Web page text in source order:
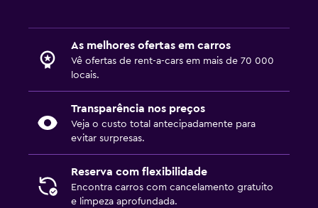
As melhores ofertas em carros
Vê ofertas de rent-a-cars em mais de 70 000
locais.
Transparência nos preços
Veja o custo total antecipadamente para
evitar surpresas.
Reserva com flexibilidade
Encontra carros com cancelamento gratuito
e limpeza aprofundada.